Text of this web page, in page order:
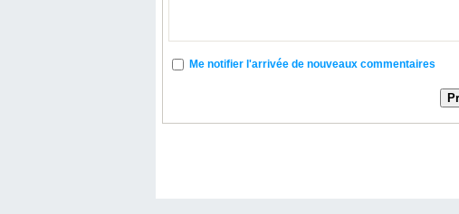
Me notifier l'arrivée de nouveaux commentaires